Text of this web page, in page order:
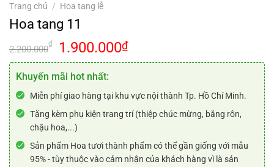
Trang chủ / Hoa tang lễ
Hoa tang 11
2.200.000
₫
Giá
gốc
là:
2.200.000₫.
1.900.000₫Giá
hiện
là:
1.900.000₫.
Khuyến mãi hot nhất:
Miễn phí giao hàng tại khu vực nội thành Tp. Hồ Chí Minh.
Tặng kèm phụ kiện trang trí (thiệp chúc mừng, băng rôn,
chậu hoa,...)
Sản phẩm Hoa tươi thành phẩm có thể gần giống với mẫu
95% - tùy thuộc vào cảm nhận của khách hàng vì là sản